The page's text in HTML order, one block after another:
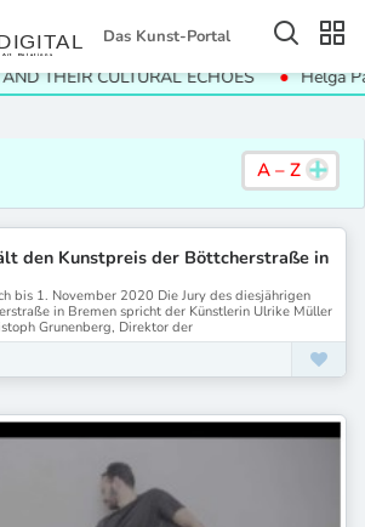
Das Kunst-Portal
ECHOES Helga Paris. Häuser
A – Z
Wien
Berlin
Rolandseck Remagen
den Kunstpreis der Böttcherstraße in
bis 1. November 2020 Die Jury des diesjährigen
in Bremen spricht der Künstlerin Ulrike Müller
Grunenberg, Direktor der